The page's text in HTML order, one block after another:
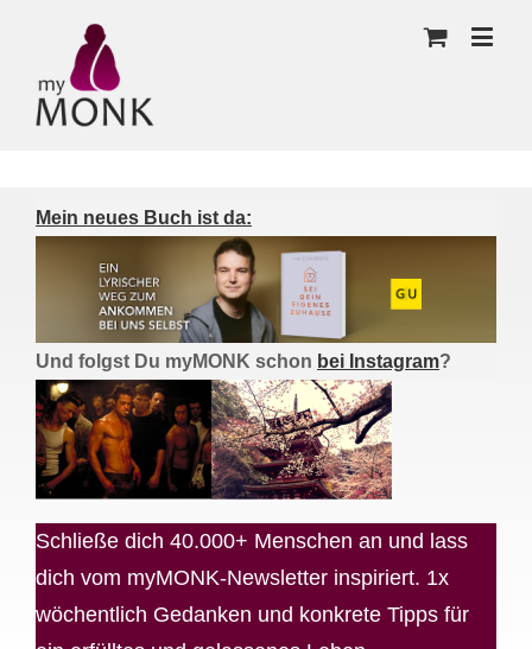
Mein neues Buch ist da:
Und folgst Du myMONK schon bei Instagram?
Schließe dich 40.000+ Menschen an und lass
dich vom myMONK-Newsletter inspiriert. 1x
wöchentlich Gedanken und konkrete Tipps für